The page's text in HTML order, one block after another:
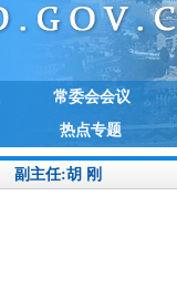
常委会会议
热点专题
副主任:胡 刚